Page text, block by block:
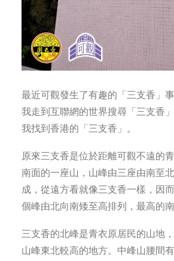
最近可觀發生了有趣的「三支香」
我走到互聯網的世界搜尋「三支香
我找到香港的「三支香」。
原來三支香是位於距離可觀不遠的
南面的一座山，山峰由三座由南至
成，從遠方看就像三支香一樣，因
個峰由北向南矮至高排列，最高的南
三支香的北峰是青衣原居民的山地
山峰東北較高的地方。中峰山腰間